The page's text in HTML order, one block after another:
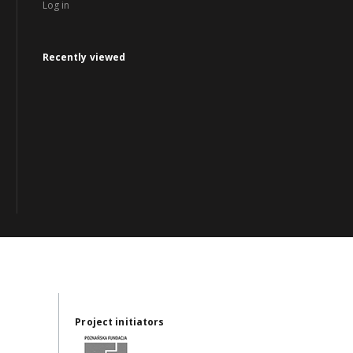
Log in
Recently viewed
Project initiators